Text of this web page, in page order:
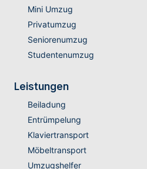
Mini Umzug
Privatumzug
Seniorenumzug
Studentenumzug
Leistungen
Beiladung
Entrümpelung
Klaviertransport
Möbeltransport
Umzugshelfer